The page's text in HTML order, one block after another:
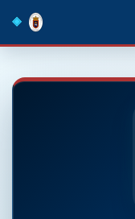
navigation